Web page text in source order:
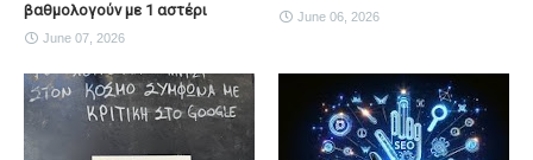
βαθμολογούν με 1 αστέρι
June 07, 2026
June 06, 2026